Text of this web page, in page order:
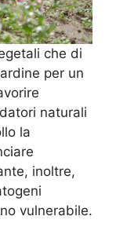
che di
per un
naturali
la
inoltre,
vulnerabile.